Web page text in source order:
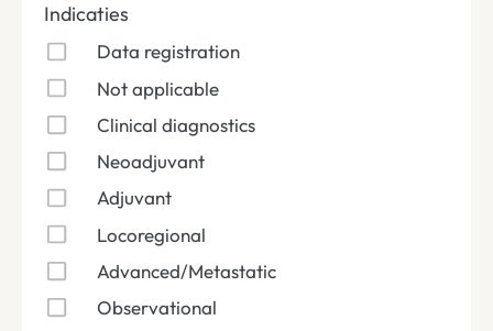
Indicaties
Data registration
Not applicable
Clinical diagnostics
Neoadjuvant
Adjuvant
Locoregional
Advanced/Metastatic
Observational